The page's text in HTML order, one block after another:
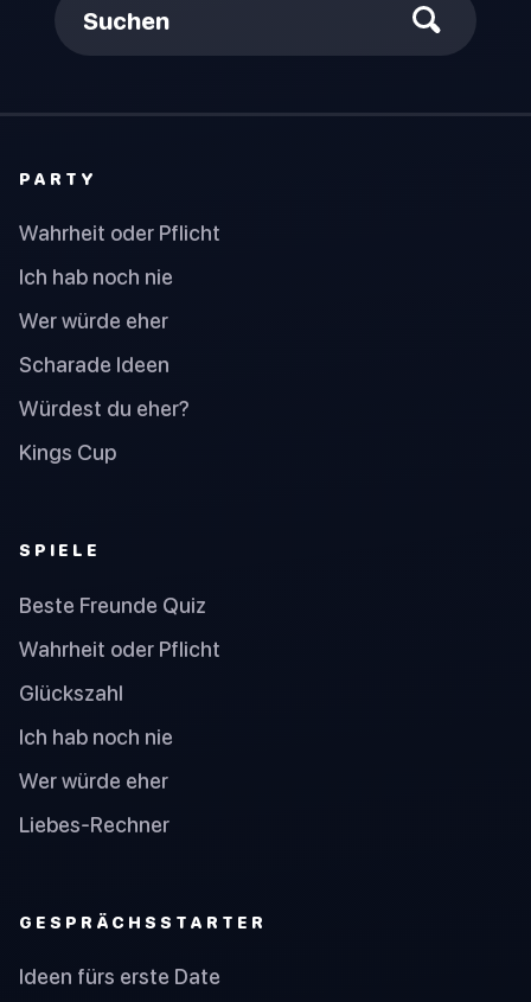
Suchen
PARTY
Wahrheit oder Pflicht
Ich hab noch nie
Wer würde eher
Scharade Ideen
Würdest du eher?
Kings Cup
SPIELE
Beste Freunde Quiz
Wahrheit oder Pflicht
Glückszahl
Ich hab noch nie
Wer würde eher
Liebes-Rechner
GESPRÄCHSSTARTER
Ideen fürs erste Date